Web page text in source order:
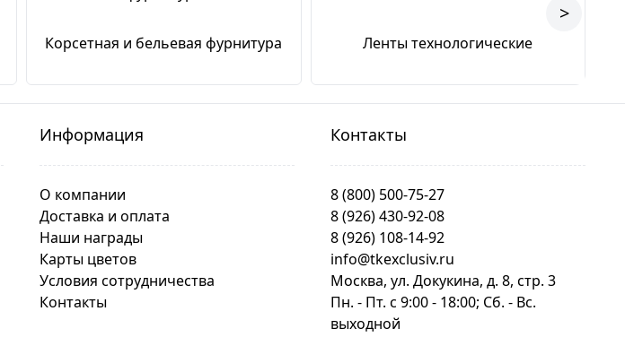
Корсетная и бельевая фурнитура Ленты технологические
>
Информация
О компании
Доставка и оплата
Наши награды
Карты цветов
Условия сотрудничества
Контакты
Контакты
8 (800) 500-75-27
8 (926) 430-92-08
8 (926) 108-14-92
info@tkexclusiv.ru
Москва, ул. Докукина, д. 8, стр. 3
Пн. - Пт. c 9:00 - 18:00; Сб. - Вс.
выходной